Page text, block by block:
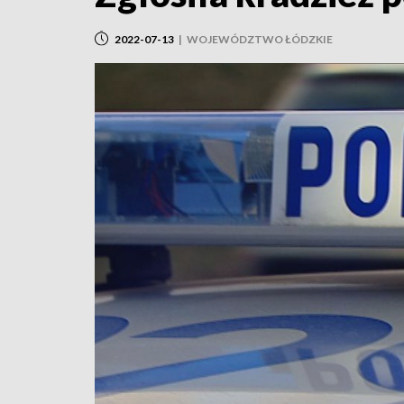
2022-07-13 | WOJEWÓDZTWO ŁÓDZKIE